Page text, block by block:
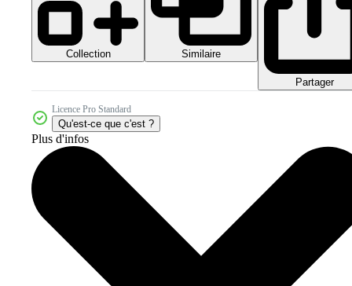
Collection Similaire
Partager
Licence Pro Standard
Qu'est-ce que c'est ?
Plus d'infos